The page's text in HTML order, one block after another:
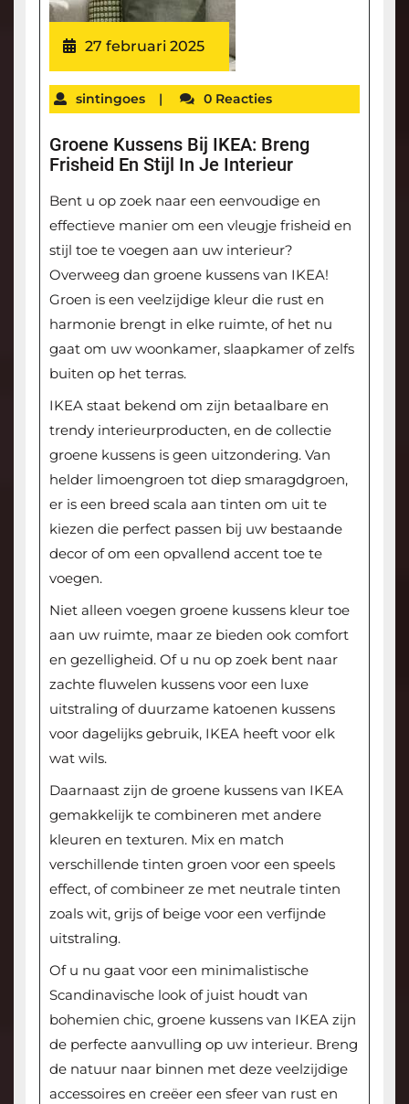
27 februari 2025
sintingoes | 0 Reacties
Groene Kussens Bij IKEA: Breng
Frisheid En Stijl In Je Interieur
Bent u op zoek naar een eenvoudige en
effectieve manier om een vleugje frisheid en
stijl toe te voegen aan uw interieur?
Overweeg dan groene kussens van IKEA!
Groen is een veelzijdige kleur die rust en
harmonie brengt in elke ruimte, of het nu
gaat om uw woonkamer, slaapkamer of zelfs
buiten op het terras.
IKEA staat bekend om zijn betaalbare en
trendy interieurproducten, en de collectie
groene kussens is geen uitzondering. Van
helder limoengroen tot diep smaragdgroen,
er is een breed scala aan tinten om uit te
kiezen die perfect passen bij uw bestaande
decor of om een opvallend accent toe te
voegen.
Niet alleen voegen groene kussens kleur toe
aan uw ruimte, maar ze bieden ook comfort
en gezelligheid. Of u nu op zoek bent naar
zachte fluwelen kussens voor een luxe
uitstraling of duurzame katoenen kussens
voor dagelijks gebruik, IKEA heeft voor elk
wat wils.
Daarnaast zijn de groene kussens van IKEA
gemakkelijk te combineren met andere
kleuren en texturen. Mix en match
verschillende tinten groen voor een speels
effect, of combineer ze met neutrale tinten
zoals wit, grijs of beige voor een verfijnde
uitstraling.
Of u nu gaat voor een minimalistische
Scandinavische look of juist houdt van
bohemien chic, groene kussens van IKEA zijn
de perfecte aanvulling op uw interieur. Breng
de natuur naar binnen met deze veelzijdige
accessoires en creëer een sfeer van rust en